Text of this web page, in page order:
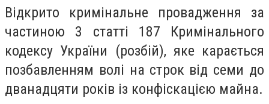
Відкрито кримінальне провадження за
частиною 3 статті 187 Кримінального
кодексу України (розбій), яке карається
позбавленням волі на строк від семи до
дванадцяти років із конфіскацією майна.